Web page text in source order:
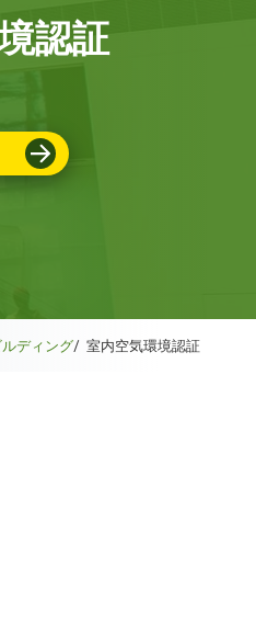
認証
ディング/ 室内空気環境認証